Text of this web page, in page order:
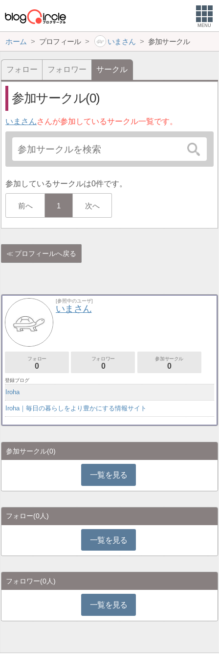
MENU
ホーム プロフィール いまさん 参加サークル
フォロー フォロワー サークル
参加サークル(0)
いまさんさんが参加しているサークル一覧です。
参加しているサークルは0件です。
前へ 1 次へ
プロフィールへ戻る
[参照中のユーザ]
いまさん
フォロー
0
フォロワー
0
参加サークル
0
登録ブログ
Iroha
Iroha｜毎日の暮らしをより豊かにする情報サイト
参加サークル(0)
一覧を見る
フォロー(0人)
一覧を見る
フォロワー(0人)
一覧を見る